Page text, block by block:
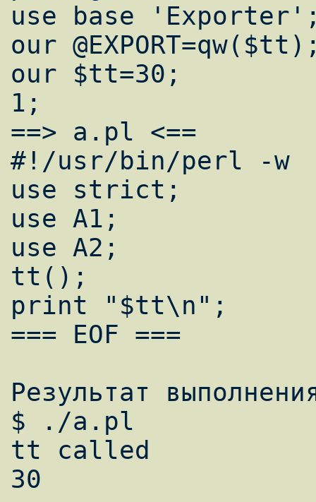
use base
our
our $tt=30;
1;
==> a.pl <==
#!/usr/bin/perl -w
use strict;
use A1;
use A2;
tt();
print "$tt\n";
=== EOF ===
Результат
$ ./a.pl
tt called
30